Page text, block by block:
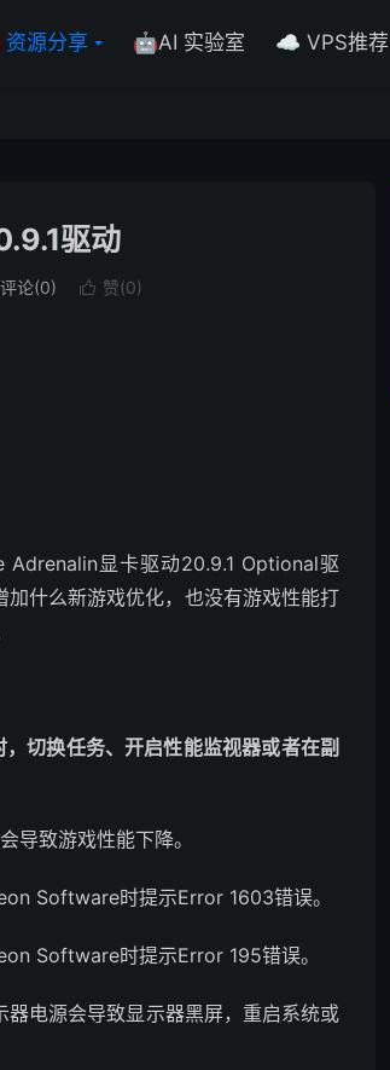
源分享 🤖AI 实验室 ☁️ VPS推荐
驱动
评论(0)  赞(0)
显卡驱动20.9.1 Optional驱
什么新游戏优化，也没有游戏性能打
切换任务、开启性能监视器或者在副
致游戏性能下降。
Software时提示Error 1603错误。
Software时提示Error 195错误。
电源会导致显示器黑屏，重启系统或